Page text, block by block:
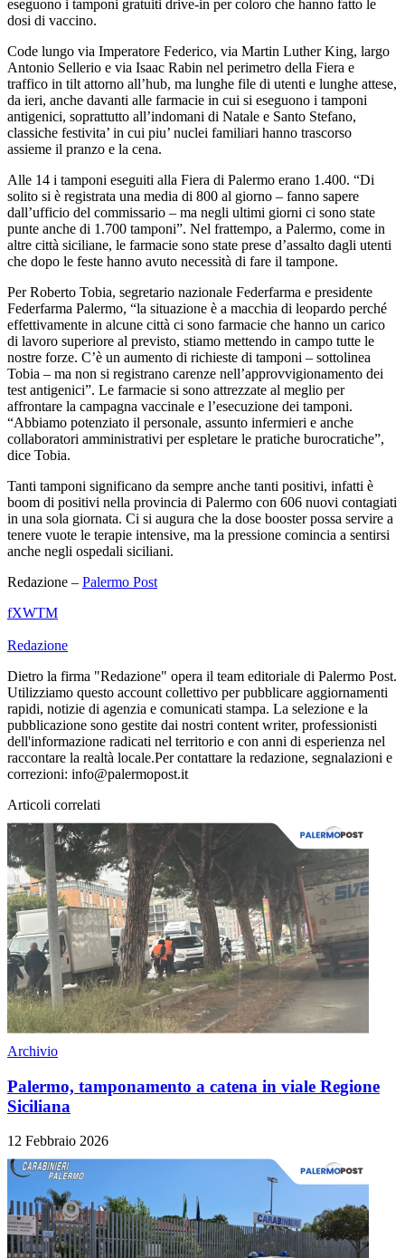
eseguono i tamponi gratuiti drive-in per coloro che hanno fatto le
dosi di vaccino.
Code lungo via Imperatore Federico, via Martin Luther King, largo
Antonio Sellerio e via Isaac Rabin nel perimetro della Fiera e
traffico in tilt attorno all’hub, ma lunghe file di utenti e lunghe attese,
da ieri, anche davanti alle farmacie in cui si eseguono i tamponi
antigenici, soprattutto all’indomani di Natale e Santo Stefano,
classiche festivita’ in cui piu’ nuclei familiari hanno trascorso
assieme il pranzo e la cena.
Alle 14 i tamponi eseguiti alla Fiera di Palermo erano 1.400. “Di
solito si è registrata una media di 800 al giorno – fanno sapere
dall’ufficio del commissario – ma negli ultimi giorni ci sono state
punte anche di 1.700 tamponi”. Nel frattempo, a Palermo, come in
altre città siciliane, le farmacie sono state prese d’assalto dagli utenti
che dopo le feste hanno avuto necessità di fare il tampone.
Per Roberto Tobia, segretario nazionale Federfarma e presidente
Federfarma Palermo, “la situazione è a macchia di leopardo perché
effettivamente in alcune città ci sono farmacie che hanno un carico
di lavoro superiore al previsto, stiamo mettendo in campo tutte le
nostre forze. C’è un aumento di richieste di tamponi – sottolinea
Tobia – ma non si registrano carenze nell’approvvigionamento dei
test antigenici”. Le farmacie si sono attrezzate al meglio per
affrontare la campagna vaccinale e l’esecuzione dei tamponi.
“Abbiamo potenziato il personale, assunto infermieri e anche
collaboratori amministrativi per espletare le pratiche burocratiche”,
dice Tobia.
Tanti tamponi significano da sempre anche tanti positivi, infatti è
boom di positivi nella provincia di Palermo con 606 nuovi contagiati
in una sola giornata. Ci si augura che la dose booster possa servire a
tenere vuote le terapie intensive, ma la pressione comincia a sentirsi
anche negli ospedali siciliani.
Redazione – Palermo Post
fXWTM
Redazione
Dietro la firma "Redazione" opera il team editoriale di Palermo Post.
Utilizziamo questo account collettivo per pubblicare aggiornamenti
rapidi, notizie di agenzia e comunicati stampa. La selezione e la
pubblicazione sono gestite dai nostri content writer, professionisti
dell'informazione radicati nel territorio e con anni di esperienza nel
raccontare la realtà locale.Per contattare la redazione, segnalazioni e
correzioni: info@palermopost.it
Articoli correlati
Archivio
Palermo, tamponamento a catena in viale Regione
Siciliana
12 Febbraio 2026